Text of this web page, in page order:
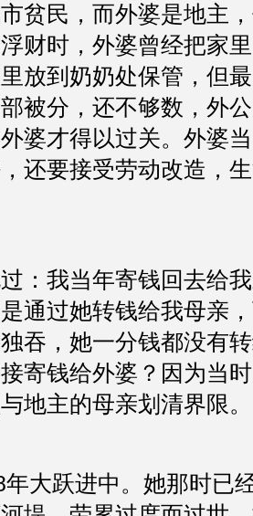
贫民，而外婆是地主
财时，外婆曾经把家
放到奶奶处保管，但
被分，还不够数，外
婆才得以过关。外婆
还要接受劳动改造，
：我当年寄钱回去给
通过她转钱给我母亲
吞，她一分钱都没有
寄钱给外婆？因为当
地主的母亲划清界限。
大跃进中。她那时已